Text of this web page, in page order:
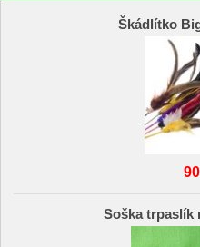
Škádlítko
Soška trpaslík